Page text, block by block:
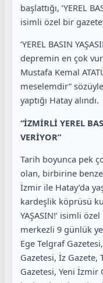
başlattığı, ‘YEREL
isimli özel bir
‘YEREL BASIN
depremin en çok
Mustafa Kemal
meselemdir”
yaptığı Hatay alındı.
“İZMİRLİ YEREL
VERİYOR”
Tarih boyunca pek
olan, birbirine
İzmir ile Hatay’da
kardeşlik köprüsü
YAŞASIN!’ isimli
merkezli 9 günlük
Ege Telgraf
Gazetesi, İz Gazete,
Gazetesi, Yeni İzmir